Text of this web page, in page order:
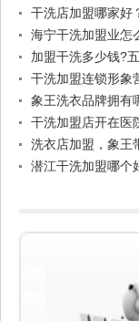
干洗店加盟哪家好
海宁干洗加盟业怎
加盟干洗多少钱?
干洗加盟连锁形象
象王洗衣品牌拥有
干洗加盟店开在医
洗衣店加盟，象王
潜江干洗加盟哪个